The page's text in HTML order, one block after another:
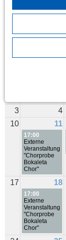
3 4
10
11
17:00
Externe
Veranstaltung
"Chorprobe
Bokaleta
Chor"
17 18
17:00
Externe
Veranstaltung
"Chorprobe
Bokaleta
Chor"